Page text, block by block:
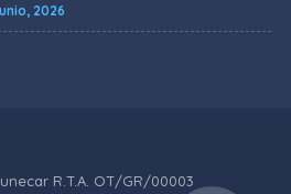
2026
R.T.A. OT/GR/00003